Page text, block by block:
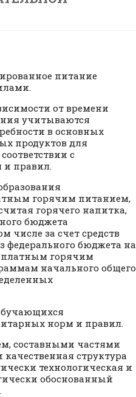
питание
от времени
учитываются
в основных
продуктов для
с
и правил.
горячим питанием,
горячего напитка,
бюджета
числе за счет средств
федерального бюджета на
горячим
начального общего
норм и правил.
составными частями
структура
технологическая и
обоснованный